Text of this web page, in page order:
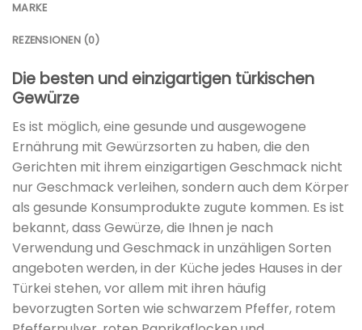
MARKE
REZENSIONEN (0)
Die besten und einzigartigen türkischen
Gewürze
Es ist möglich, eine gesunde und ausgewogene
Ernährung mit Gewürzsorten zu haben, die den
Gerichten mit ihrem einzigartigen Geschmack nicht
nur Geschmack verleihen, sondern auch dem Körper
als gesunde Konsumprodukte zugute kommen. Es ist
bekannt, dass Gewürze, die Ihnen je nach
Verwendung und Geschmack in unzähligen Sorten
angeboten werden, in der Küche jedes Hauses in der
Türkei stehen, vor allem mit ihren häufig
bevorzugten Sorten wie schwarzem Pfeffer, rotem